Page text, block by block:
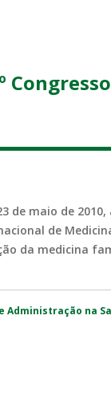
de maio de
de
da medicina
Administração na